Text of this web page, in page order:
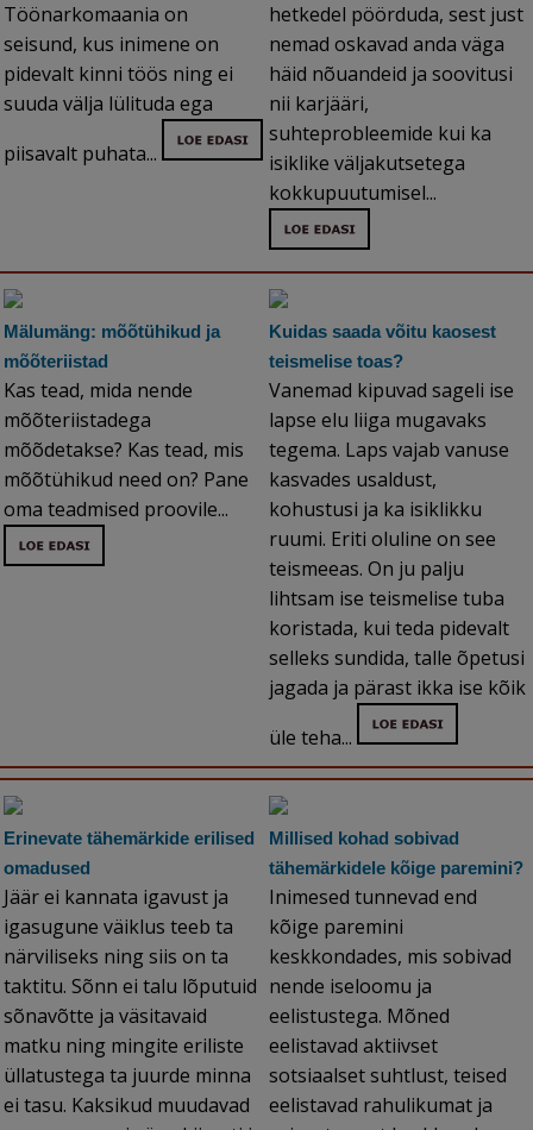
Töönarkomaania on
seisund, kus inimene on
pidevalt kinni töös ning ei
suuda välja lülituda ega
piisavalt puhata...
hetkedel pöörduda, sest just
nemad oskavad anda väga
häid nõuandeid ja soovitusi
nii karjääri,
suhteprobleemide kui ka
isiklike väljakutsetega
kokkupuutumisel...
Mälumäng: mõõtühikud ja
mõõteriistad
Kas tead, mida nende
mõõteriistadega
mõõdetakse? Kas tead, mis
mõõtühikud need on? Pane
oma teadmised proovile...
Kuidas saada võitu kaosest
teismelise toas?
Vanemad kipuvad sageli ise
lapse elu liiga mugavaks
tegema. Laps vajab vanuse
kasvades usaldust,
kohustusi ja ka isiklikku
ruumi. Eriti oluline on see
teismeeas. On ju palju
lihtsam ise teismelise tuba
koristada, kui teda pidevalt
selleks sundida, talle õpetusi
jagada ja pärast ikka ise kõik
üle teha...
Erinevate tähemärkide erilised
omadused
Jäär ei kannata igavust ja
igasugune väiklus teeb ta
närviliseks ning siis on ta
taktitu. Sõnn ei talu lõputuid
sõnavõtte ja väsitavaid
matku ning mingite eriliste
üllatustega ta juurde minna
ei tasu. Kaksikud muudavad
Millised kohad sobivad
tähemärkidele kõige paremini?
Inimesed tunnevad end
kõige paremini
keskkondades, mis sobivad
nende iseloomu ja
eelistustega. Mõned
eelistavad aktiivset
sotsiaalset suhtlust, teised
eelistavad rahulikumat ja